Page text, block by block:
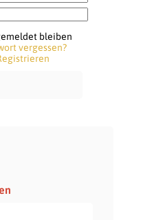
bleiben
vergessen?